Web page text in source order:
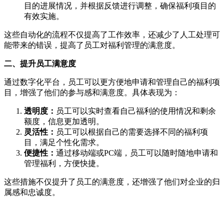
目的进展情况，并根据反馈进行调整，确保福利项目的
有效实施。
这些自动化的流程不仅提高了工作效率，还减少了人工处理可
能带来的错误，提高了员工对福利管理的满意度。
二、提升员工满意度
通过数字化平台，员工可以更方便地申请和管理自己的福利项
目，增强了他们的参与感和满意度。具体表现为：
透明度： 员工可以实时查看自己福利的使用情况和剩余
额度，信息更加透明。
灵活性： 员工可以根据自己的需要选择不同的福利项
目，满足个性化需求。
便捷性： 通过移动端或PC端，员工可以随时随地申请和
管理福利，方便快捷。
这些措施不仅提升了员工的满意度，还增强了他们对企业的归
属感和忠诚度。